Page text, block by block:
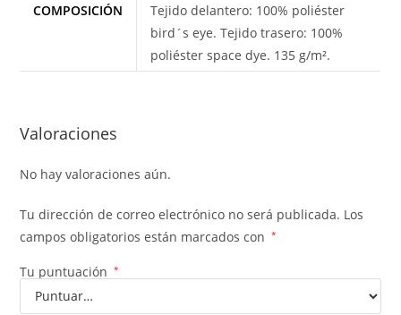
COMPOSICIÓN
Tejido delantero: 100% poliéster
bird´s eye. Tejido trasero: 100%
poliéster space dye. 135 g/m².
Valoraciones
No hay valoraciones aún.
Tu dirección de correo electrónico no será publicada. Los
campos obligatorios están marcados con
*
Tu puntuación *